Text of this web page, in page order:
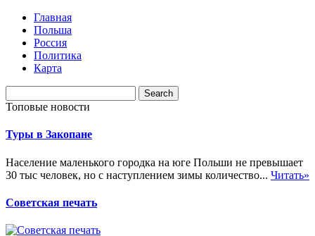
Главная
Польша
Россия
Политика
Карта
Топовые новости
Туры в Закопане
Население маленького городка на юге Польши не превышает
30 тыс человек, но с наступлением зимы количество... Читать»
Советская печать